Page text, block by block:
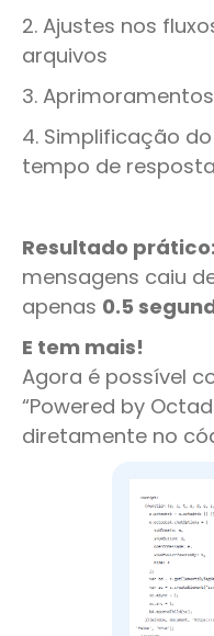
2. Ajustes nos
arquivos
3.
4. Simplificação
tempo de resposta
Resultado prático:
mensagens caiu
apenas 0.5
E tem mais!
Agora é possível
“Powered by
diretamente no